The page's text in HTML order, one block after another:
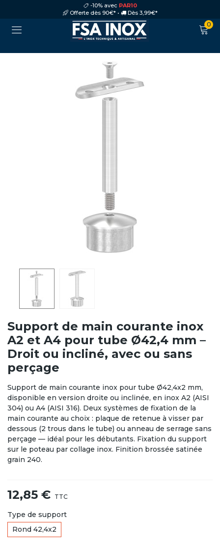
-10% avec PAR10
Offerte dès 90€* •
Dès 3,99€*
0
Support de main courante inox
A2 et A4 pour tube Ø42,4 mm –
Droit ou incliné, avec ou sans
perçage
Support de main courante inox pour tube Ø42,4x2 mm,
disponible en version droite ou inclinée, en inox A2 (AISI
304) ou A4 (AISI 316). Deux systèmes de fixation de la
main courante au choix : plaque de retenue à visser par
dessous (2 trous dans le tube) ou anneau de serrage sans
perçage — idéal pour les débutants. Fixation du support
sur le poteau par collage inox. Finition brossée satinée
grain 240.
12,85 € TTC
Type de support
Rond 42,4x2